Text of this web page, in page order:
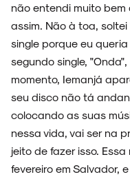
não entendi muito bem
assim. Não à toa, soltei
single porque eu
segundo single,
momento, Iemanjá
seu disco não tá
colocando as suas
nessa vida, vai ser na
jeito de fazer isso.
fevereiro em Salvador,